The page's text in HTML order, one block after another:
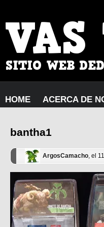
HOME ACERCA DE
bantha1
ArgosCamacho, el